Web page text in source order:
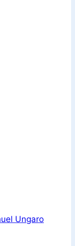
Ungaro